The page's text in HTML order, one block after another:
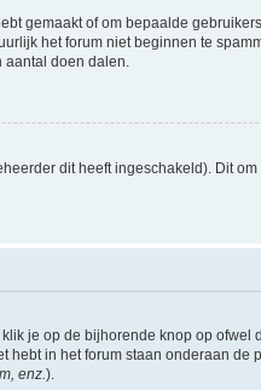
gemaakt of om bepaalde
het forum niet beginnen te
aantal doen dalen.
dit heeft ingeschakeld). Dit
je op de bijhorende knop op
in het forum staan onderaan
enz.).